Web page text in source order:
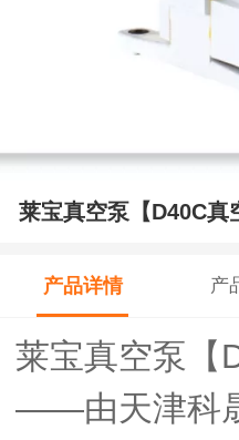
莱宝真空泵【D40C真
产品详情 产
莱宝真空泵【
——由天津科